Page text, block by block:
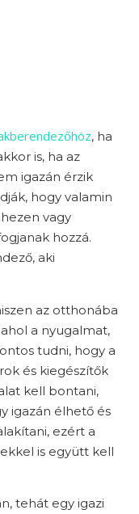
, ha
is, ha az
igazán érzik
hogy valamin
vagy
hozzá.
aki
az otthonába
a nyugalmat,
tudni, hogy a
és kiegészítők
kell bontani,
igazán élhető és
ezért a
is együtt kell
tehát egy igazi